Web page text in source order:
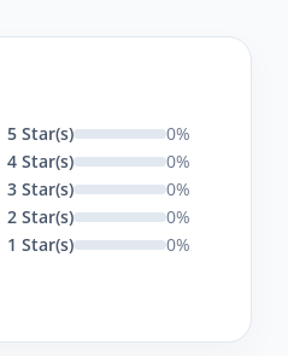
5 Star(s)
0%
4 Star(s)
0%
3 Star(s)
0%
2 Star(s)
0%
1 Star(s)
0%